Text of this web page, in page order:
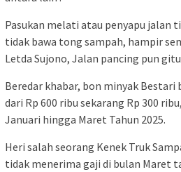
Pasukan melati atau penyapu jalan
tidak bawa tong sampah, hampir
Letda Sujono, Jalan pancing pun
Beredar khabar, bon minyak Bestari
dari Rp 600 ribu sekarang Rp 300
Januari hingga Maret Tahun 2025.
Heri salah seorang Kenek Truk
tidak menerima gaji di bulan Maret